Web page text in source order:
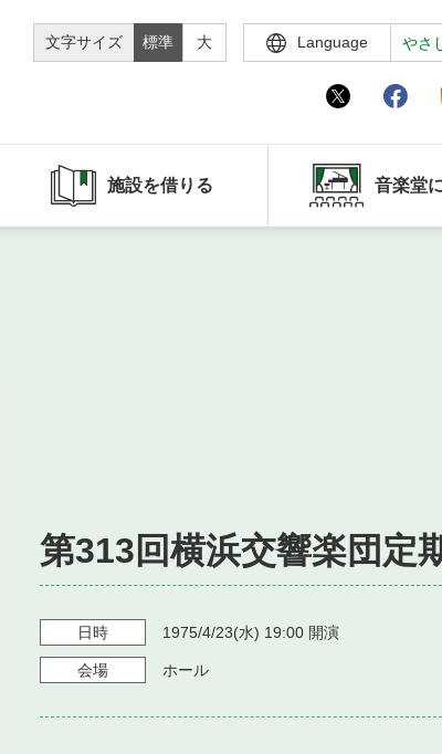
文字サイズ 標準 大 Language やさ
施設を借りる 音楽堂
第313回横浜交響楽団定
日時 1975/4/23(水) 19:00 開演
会場 ホール